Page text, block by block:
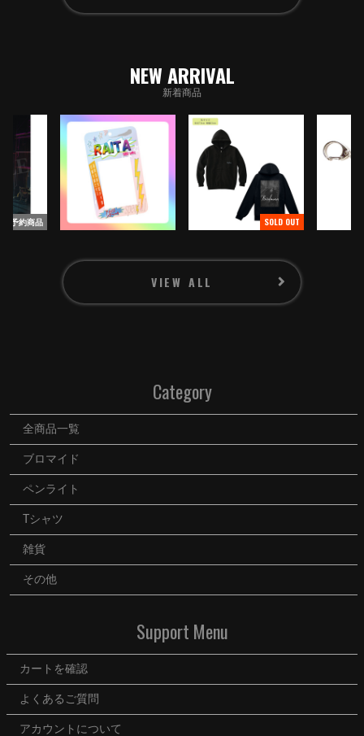
PROFILE
CONTACT
SIGNUP
LOGIN
うらいた
NEW ARRIVAL
新着商品
予約商品 SOLD OUT
VIEW ALL
Category
全商品一覧
ブロマイド
ペンライト
Tシャツ
雑貨
その他
Support Menu
カートを確認
よくあるご質問
アカウントについて